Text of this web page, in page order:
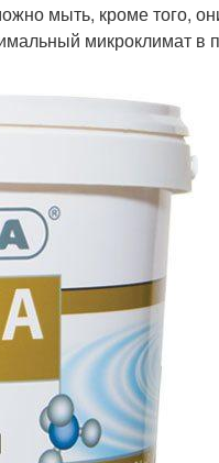
мыть, кроме того,
микроклимат